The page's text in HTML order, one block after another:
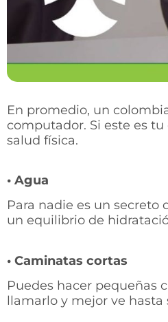
En promedio, un
computador. Si este es
salud física.
• Agua
Para nadie es un
un equilibrio de
• Caminatas cortas
Puedes hacer pequeñas
llamarlo y mejor ve hasta